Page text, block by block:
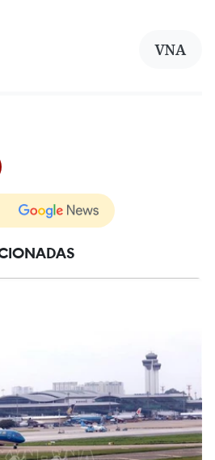
VNA